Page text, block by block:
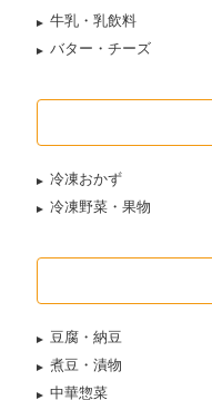
牛乳・乳飲料
バター・チーズ
冷凍おかず
冷凍野菜・果物
豆腐・納豆
煮豆・漬物
中華惣菜